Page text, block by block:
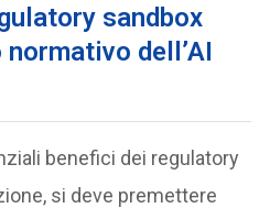
sandbox
dell’AI
benefici dei regulatory
si deve premettere